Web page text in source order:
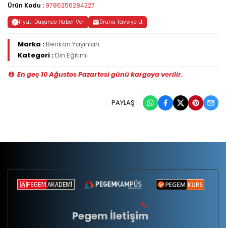
Ürün Kodu : 9786256284227
Fiyatı Düşünce Haber Ver Ürünü Tavsiye Et
Marka :Berikan Yayınları
Kategori :Din Eğitimi
En geç 10 Ağustos Pazartesi günü kargoya verilir.
PAYLAŞ :
Pegem İletişim